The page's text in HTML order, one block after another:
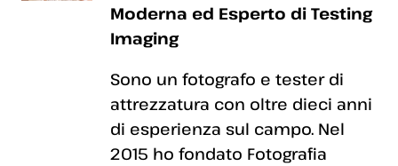
Moderna ed Esperto di Testing
Imaging
Sono un fotografo e tester di
attrezzatura con oltre dieci anni
di esperienza sul campo. Nel
2015 ho fondato Fotografia